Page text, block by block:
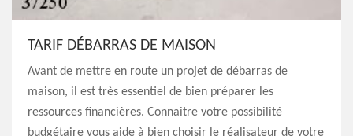
TARIF DÉBARRAS DE MAISON
Avant de mettre en route un projet de débarras de
maison, il est très essentiel de bien préparer les
ressources financières. Connaitre votre possibilité
budgétaire vous aide à bien choisir le réalisateur de votre